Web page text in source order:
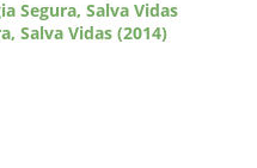
Segura, Salva Vidas
Salva Vidas (2014)